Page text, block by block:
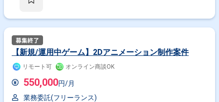
【新規/運用中ゲーム】2Dアニメーション制作案件
リモート可 オンライン商談OK
550,000円/月
業務委託(フリーランス)